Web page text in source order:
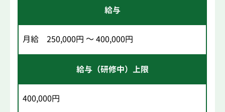
給与
月給 250,000円 ～ 400,000円
給与（研修中）上限
400,000円